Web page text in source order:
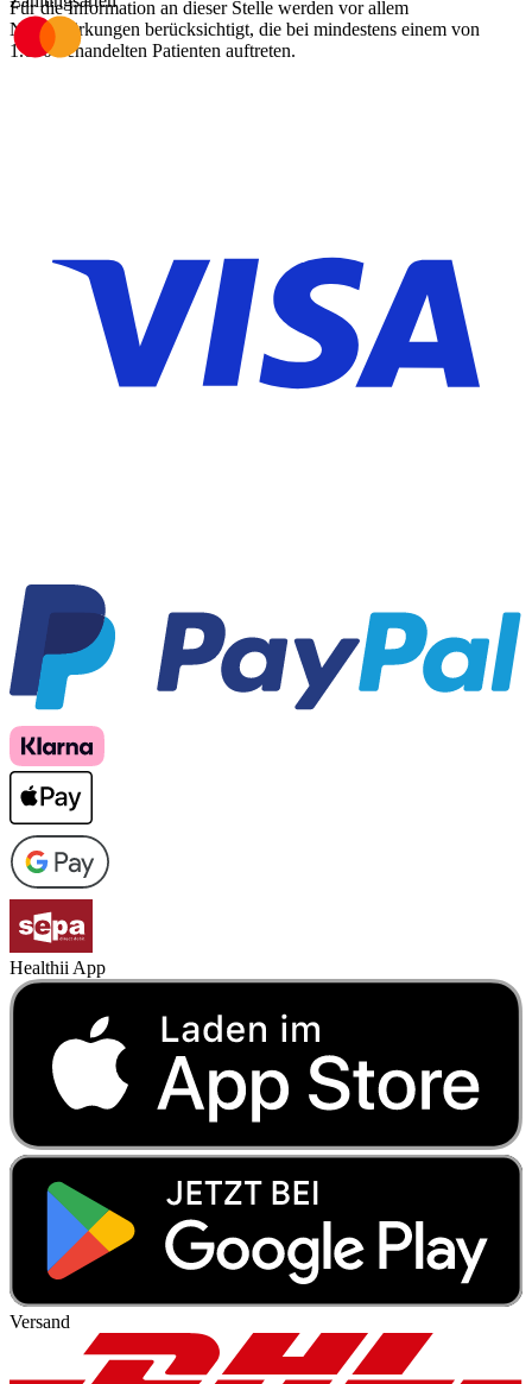
Für die Information an dieser Stelle werden vor allem
Nebenwirkungen berücksichtigt, die bei mindestens einem von
1.000 behandelten Patienten auftreten.
Healthii App
Versand